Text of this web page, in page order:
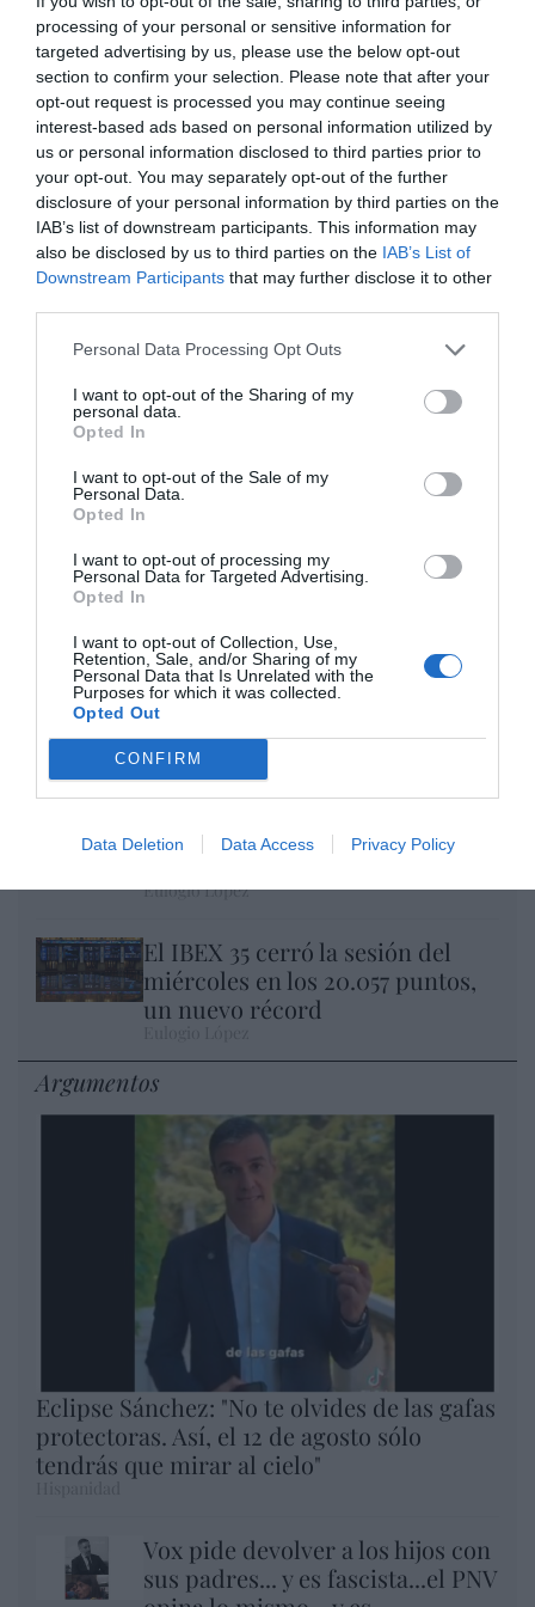
processing of your personal or sensitive information for
targeted advertising by us, please use the below opt-out
section to confirm your selection. Please note that after your
opt-out request is processed you may continue seeing
interest-based ads based on personal information utilized by
us or personal information disclosed to third parties prior to
your opt-out. You may separately opt-out of the further
disclosure of your personal information by third parties on the
IAB’s list of downstream participants. This information may
also be disclosed by us to third parties on the IAB’s List of
Downstream Participants that may further disclose it to other
Personal Data Processing Opt Outs
I want to opt-out of the Sharing of my
personal data.
Opted In
I want to opt-out of the Sale of my
Personal Data.
Opted In
I want to opt-out of processing my
Personal Data for Targeted Advertising.
Opted In
I want to opt-out of Collection, Use,
Retention, Sale, and/or Sharing of my
Personal Data that Is Unrelated with the
Purposes for which it was collected.
Opted Out
CONFIRM
Data Deletion Data Access Privacy Policy
DIARIO DE LA CORRUPCIÓN SANCHISTA
Diario de la corrupción sanchista. Hazte
Oír se manifiesta delante de La Mareta:
“Pedro Sánchez es un criminal”
por Redacción
Artículos anteriores
Opinión
Enormes minucias
Nokia, Ericsson... Huawei: lo que importan
son las patentes
Eulogio López
Isabel Pantoja pierde dos pleitos
con Hacienda por 700.000
Eulogio López
El IBEX 35 cerró la sesión del
miércoles en los 20.057 puntos,
un nuevo récord
Argumentos
Eclipse Sánchez: "No te olvides de las gafas
protectoras. Así, el 12 de agosto sólo
tendrás que mirar al cielo"
Vox pide devolver a los hijos con
sus padres... y es fascista...el PNV